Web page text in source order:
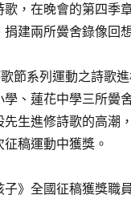
，在晚會的第四季
捐建兩所黌舍錄像回
節系列運動之詩歌
、蓮花中學三所黌
生進修詩歌的高潮
稿運動中獲獎。
》全國征稿獲獎職